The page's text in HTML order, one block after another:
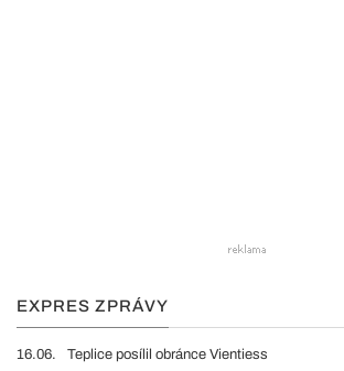
EXPRES ZPRÁVY
16.06. Teplice posílil obránce Vientiess